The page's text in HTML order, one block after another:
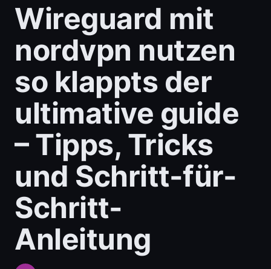
Wireguard mit
nordvpn nutzen
so klappts der
ultimative guide
– Tipps, Tricks
und Schritt-für-
Schritt-
Anleitung